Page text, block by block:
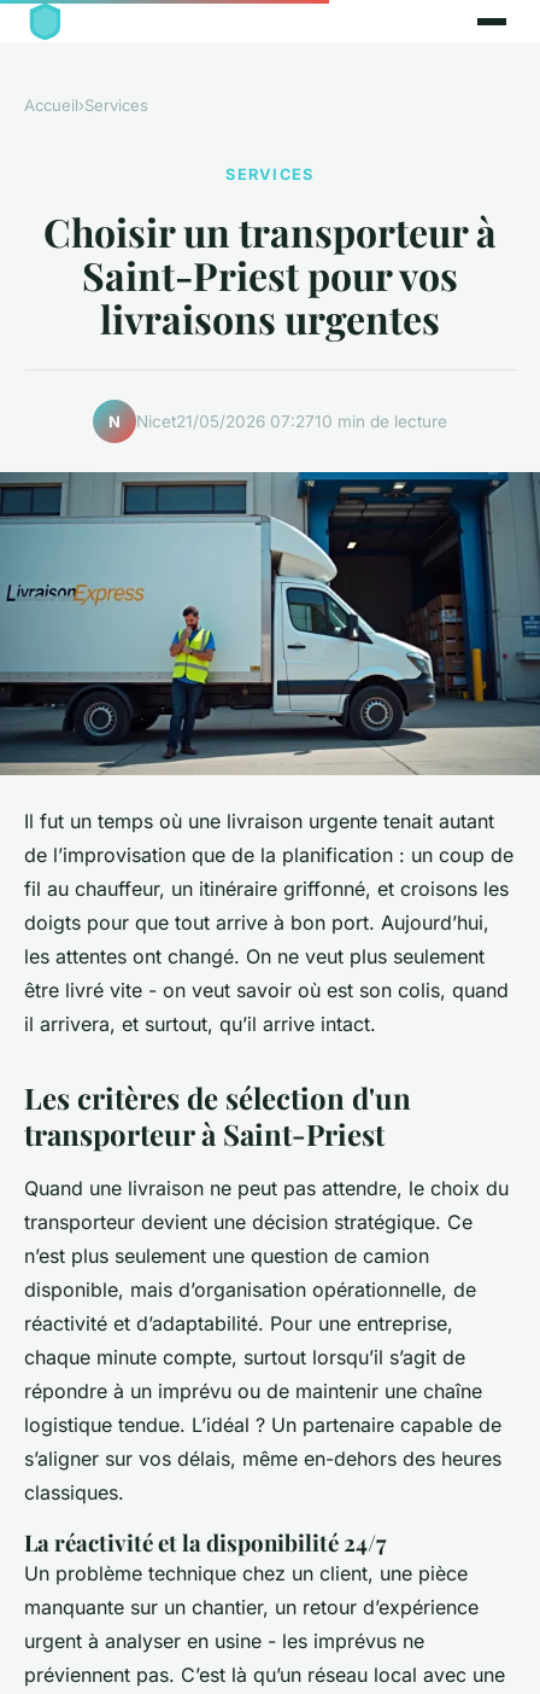
Accueil›Services
SERVICES
Choisir un transporteur à
Saint-Priest pour vos
livraisons urgentes
N Nicet21/05/2026 07:2710 min de lecture
Il fut un temps où une livraison urgente tenait autant
de l’improvisation que de la planification : un coup de
fil au chauffeur, un itinéraire griffonné, et croisons les
doigts pour que tout arrive à bon port. Aujourd’hui,
les attentes ont changé. On ne veut plus seulement
être livré vite - on veut savoir où est son colis, quand
il arrivera, et surtout, qu’il arrive intact.
Les critères de sélection d'un
transporteur à Saint-Priest
Quand une livraison ne peut pas attendre, le choix du
transporteur devient une décision stratégique. Ce
n’est plus seulement une question de camion
disponible, mais d’organisation opérationnelle, de
réactivité et d’adaptabilité. Pour une entreprise,
chaque minute compte, surtout lorsqu’il s’agit de
répondre à un imprévu ou de maintenir une chaîne
logistique tendue. L’idéal ? Un partenaire capable de
s’aligner sur vos délais, même en-dehors des heures
classiques.
La réactivité et la disponibilité 24/7
Un problème technique chez un client, une pièce
manquante sur un chantier, un retour d’expérience
urgent à analyser en usine - les imprévus ne
préviennent pas. C’est là qu’un réseau local avec une